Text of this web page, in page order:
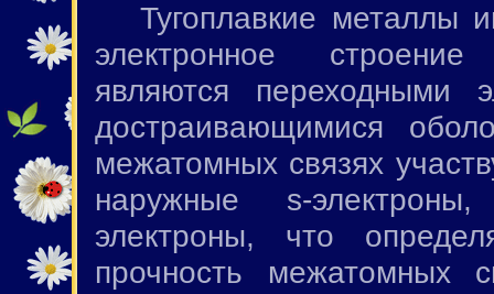
Тугоплавкие металлы
электронное
являются переходными
достраивающимися
межатомных связях
наружные s-
электроны, что
прочность межатомных